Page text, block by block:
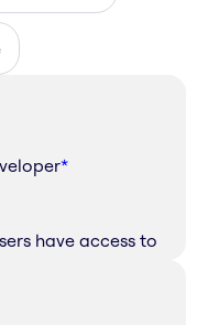
*
have access to